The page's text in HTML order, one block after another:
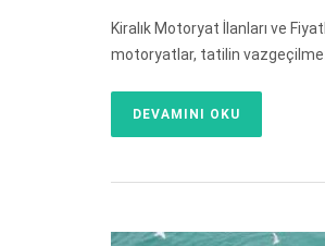
Kiralık Motoryat İlanları ve
motoryatlar, tatilin
DEVAMINI OKU